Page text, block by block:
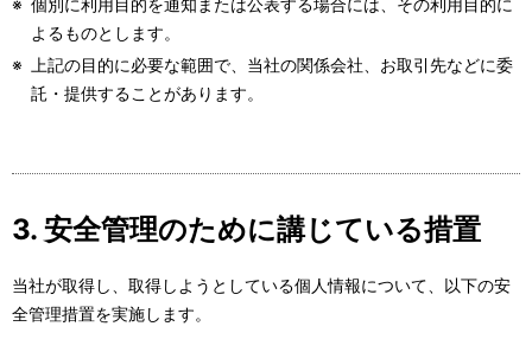
※ 個別に利用目的を通知または公表する場合には、その利用目的に
よるものとします。
※
上記の目的に必要な範囲で、当社の関係会社、お取引先などに委
託・提供することがあります。
3. 安全管理のために講じている措置
当社が取得し、取得しようとしている個人情報について、以下の安
全管理措置を実施します。